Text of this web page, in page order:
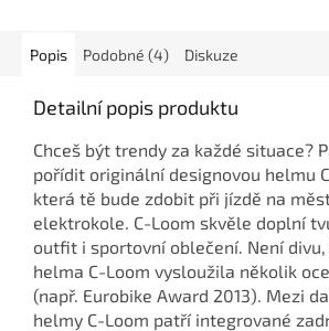
Popis Podobné (4) Diskuze
Detailní popis produktu
Chceš být trendy za každé situace?
pořídit originální designovou helmu
která tě bude zdobit při jízdě na
elektrokole. C-Loom skvěle doplní
outfit i sportovní oblečení. Není
helma C-Loom vysloužila několik
(např. Eurobike Award 2013). Mezi
helmy C-Loom patří integrované